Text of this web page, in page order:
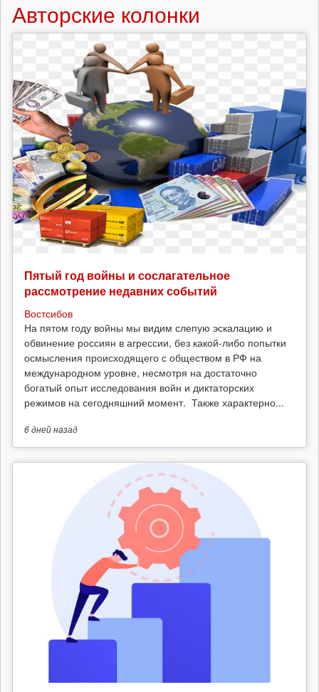
опыт
прямой
демократии
условиях
войны
и
кризиса
Авторские колонки
Пятый год войны и сослагательное
рассмотрение недавних событий
Востсибов
На пятом году войны мы видим слепую эскалацию и
обвинение россиян в агрессии, без какой-либо попытки
осмысления происходящего с обществом в РФ на
международном уровне, несмотря на достаточно
богатый опыт исследования войн и диктаторских
режимов на сегодняшний момент. Также характерно...
6 днейназад